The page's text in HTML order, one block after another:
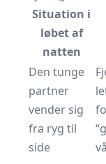
Situation i
løbet af
natten
Den tunge
partner
vender sig
fra ryg til
side